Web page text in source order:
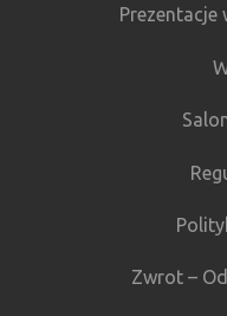
Prezentacje
Zwrot –